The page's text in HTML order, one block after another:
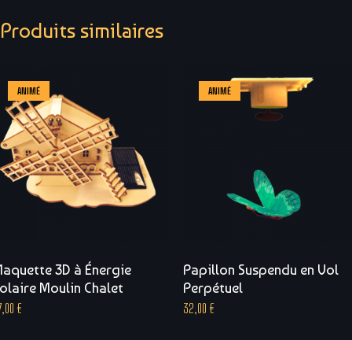
29,00 €
Produits similaires
ANIMÉ
3D à Énergie
Moulin Chalet
€
ANIMÉ
Papillon Suspendu en Vol
Perpétuel
32,00 €